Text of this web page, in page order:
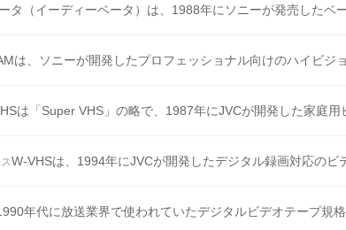
タ（イーディーベータ）は、1988年にソニーが発売したベ
は、ソニーが開発したプロフェッショナル向けのハイビジ
は「Super VHS」の略で、1987年にJVCが開発した家庭用
W-VHSは、1994年にJVCが開発したデジタル録画対応のビ
年代に放送業界で使われていたデジタルビデオテープ規格